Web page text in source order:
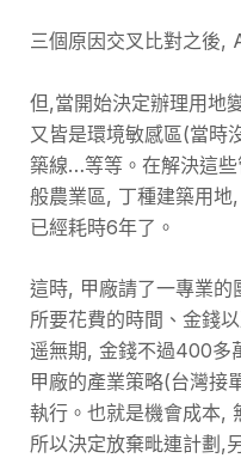
三個原因交叉比對之後,
但,當開始決定辦理用地
又皆是環境敏感區(當時
築線…等等。在解決這
般農業區, 丁種建築用
已經耗時6年了。
這時, 甲廠請了一專業
所要花費的時間、金錢
遥無期, 金錢不過400多
甲廠的產業策略(台灣接
執行。也就是機會成本,
所以決定放棄毗連計劃,